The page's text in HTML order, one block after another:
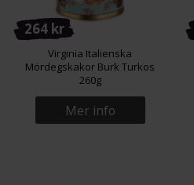
264 kr
Virginia Italienska
Mördegskakor Burk Turkos
260g
Mer info